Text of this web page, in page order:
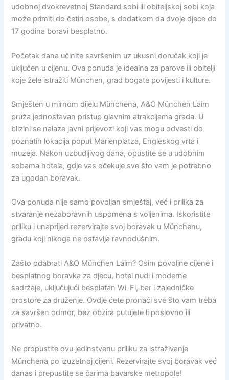
udobnoj dvokrevetnoj Standard sobi ili obiteljskoj sobi koja
može primiti do četiri osobe, s dodatkom da dvoje djece do
17 godina boravi besplatno.
Početak dana učinite savršenim uz ukusni doručak koji je
uključen u cijenu. Ova ponuda je idealna za parove ili obitelji
koje žele istražiti München, grad bogate povijesti i kulture.
Smješten u mirnom dijelu Münchena, A&O München Laim
pruža jednostavan pristup glavnim atrakcijama grada. U
blizini se nalaze javni prijevozi koji vas mogu odvesti do
poznatih lokacija poput Marienplatza, Engleskog vrta i
muzeja. Nakon uzbudljivog dana, opustite se u udobnim
sobama hotela, gdje vas očekuje sve što vam je potrebno
za ugodan boravak.
Ova ponuda nije samo povoljan smještaj, već i prilika za
stvaranje nezaboravnih uspomena s voljenima. Iskoristite
priliku i unaprijed rezervirajte svoj boravak u Münchenu,
gradu koji nikoga ne ostavlja ravnodušnim.
Zašto odabrati A&O München Laim? Osim povoljne cijene i
besplatnog boravka za djecu, hotel nudi i moderne
sadržaje, uključujući besplatan Wi-Fi, bar i zajedničke
prostore za druženje. Ovdje ćete pronaći sve što vam treba
za savršen odmor, bez obzira putujete li poslovno ili
privatno.
Ne propustite ovu jedinstvenu priliku za istraživanje
Münchena po izuzetnoj cijeni. Rezervirajte svoj boravak već
danas i prepustite se čarima bavarske metropole!